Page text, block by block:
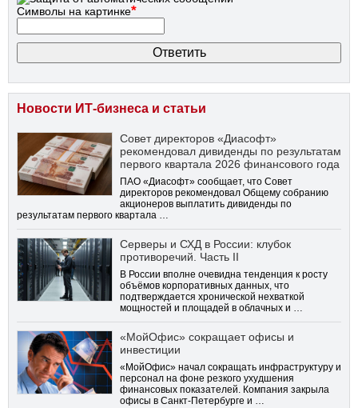
Символы на картинке*
Новости ИТ-бизнеса и статьи
Совет директоров «Диасофт»
рекомендовал дивиденды по результатам
первого квартала 2026 финансового года
ПАО «Диасофт» сообщает, что Совет
директоров рекомендовал Общему собранию
акционеров выплатить дивиденды по
результатам первого квартала …
Серверы и СХД в России: клубок
противоречий. Часть II
В России вполне очевидна тенденция к росту
объёмов корпоративных данных, что
подтверждается хронической нехваткой
мощностей и площадей в облачных и …
«МойОфис» сокращает офисы и
инвестиции
«МойОфис» начал сокращать инфраструктуру и
персонал на фоне резкого ухудшения
финансовых показателей. Компания закрыла
офисы в Санкт-Петербурге и …